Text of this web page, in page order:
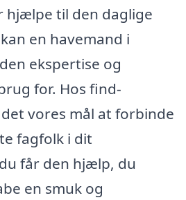
hjælpe til den daglige
en havemand i
ekspertise og
for. Hos find-
vores mål at forbinde
fagfolk i dit
får den hjælp, du
en smuk og